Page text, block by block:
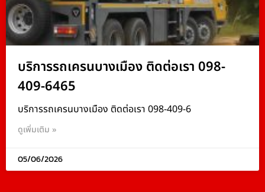
บริการรถเครนบางเมือง ติดต่อเรา 098-
409-6465
บริการรถเครนบางเมือง ติดต่อเรา 098-409-6
ดูเพิ่มเติม »
05/06/2026